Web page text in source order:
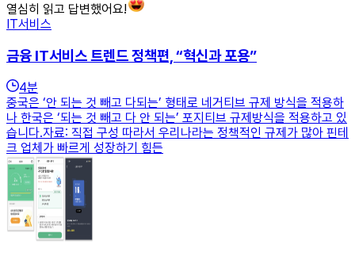
열심히 읽고 답변했어요!
IT서비스
금융 IT서비스 트렌드 정책편, “혁신과 포용”
4분
중국은 ‘안 되는 것 빼고 다되는’ 형태로 네거티브 규제 방식을 적용하
나 한국은 ‘되는 것 빼고 다 안 되는’ 포지티브 규제방식을 적용하고 있
습니다.자료: 직접 구성 따라서 우리나라는 정책적인 규제가 많아 핀테
크 업체가 빠르게 성장하기 힘든